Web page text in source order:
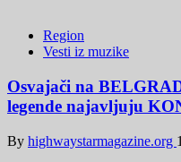
Region
Vesti iz muzike
Osvajači na
legende najavljuju
By highwaystarmagazine.org